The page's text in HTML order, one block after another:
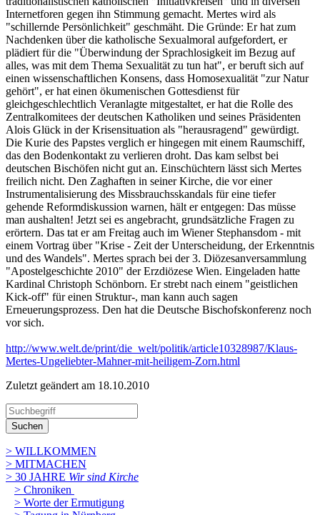
Internetforen gegen ihn Stimmung gemacht. Mertes wird als
"schillernde Persönlichkeit" geschmäht. Die Gründe: Er hat zum
Nachdenken über die katholische Sexualmoral aufgefordert, er
plädiert für die "Überwindung der Sprachlosigkeit im Bezug auf
alles, was mit dem Thema Sexualität zu tun hat", er beruft sich auf
einen wissenschaftlichen Konsens, dass Homosexualität "zur Natur
gehört", er hat einen ökumenischen Gottesdienst für
gleichgeschlechtlich Veranlagte mitgestaltet, er hat die Rolle des
Zentralkomitees der deutschen Katholiken und seines Präsidenten
Alois Glück in der Krisensituation als "herausragend" gewürdigt.
Die Kurie des Papstes verglich er hingegen mit einem Raumschiff,
das den Bodenkontakt zu verlieren droht. Das kam selbst bei
deutschen Bischöfen nicht gut an. Einschüchtern lässt sich Mertes
freilich nicht. Den Zaghaften in seiner Kirche, die vor einer
Instrumentalisierung des Missbrauchsskandals für eine tiefer
gehende Reformdiskussion warnen, hält er entgegen: Das müsse
man aushalten! Jetzt sei es angebracht, grundsätzliche Fragen zu
erörtern. Das tat er am Freitag auch im Wiener Stephansdom - mit
einem Vortrag über "Krise - Zeit der Unterscheidung, der Erkenntnis
und des Wandels". Mertes sprach bei der 3. Diözesanversammlung
"Apostelgeschichte 2010" der Erzdiözese Wien. Eingeladen hatte
Kardinal Christoph Schönborn. Er strebt nach einem "geistlichen
Kick-off" für einen Struktur-, man kann auch sagen
Erneuerungsprozess. Den hat die Deutsche Bischofskonferenz noch
vor sich.
http://www.welt.de/print/die_welt/politik/article10328987/Klaus-
Mertes-Ungeliebter-Mahner-mit-heiligem-Zorn.html
Zuletzt geändert am 18­.10.2010
Suchen
> WILLKOMMEN
> MITMACHEN
> 30 JAHRE Wir sind Kirche
> Chroniken
> Worte der Ermutigung